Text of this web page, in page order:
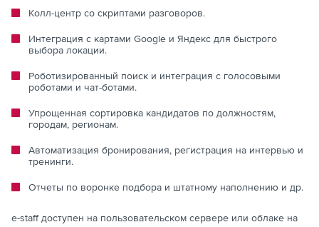
Колл-центр со скриптами разговоров.
Интеграция с картами Google и Яндекс для быстрого
выбора локации.
Роботизированный поиск и интеграция с голосовыми
роботами и чат-ботами.
Упрощенная сортировка кандидатов по должностям,
городам, регионам.
Автоматизация бронирования, регистрация на интервью и
тренинги.
Отчеты по воронке подбора и штатному наполнению и др.
e-staff доступен на пользовательском сервере или облаке на